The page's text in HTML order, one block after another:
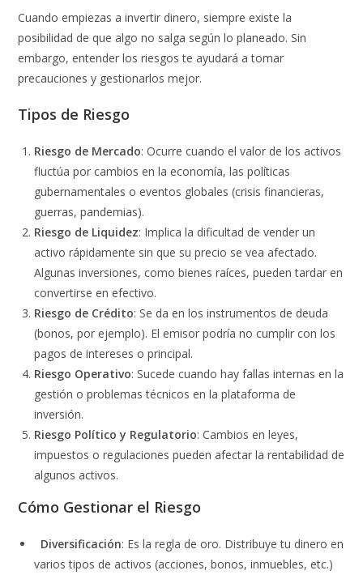
Cuando empiezas a invertir dinero, siempre existe la
posibilidad de que algo no salga según lo planeado. Sin
embargo, entender los riesgos te ayudará a tomar
precauciones y gestionarlos mejor.
Tipos de Riesgo
Riesgo de Mercado: Ocurre cuando el valor de los activos
fluctúa por cambios en la economía, las políticas
gubernamentales o eventos globales (crisis financieras,
guerras, pandemias).
Riesgo de Liquidez: Implica la dificultad de vender un
activo rápidamente sin que su precio se vea afectado.
Algunas inversiones, como bienes raíces, pueden tardar en
convertirse en efectivo.
Riesgo de Crédito: Se da en los instrumentos de deuda
(bonos, por ejemplo). El emisor podría no cumplir con los
pagos de intereses o principal.
Riesgo Operativo: Sucede cuando hay fallas internas en la
gestión o problemas técnicos en la plataforma de
inversión.
Riesgo Político y Regulatorio: Cambios en leyes,
impuestos o regulaciones pueden afectar la rentabilidad de
algunos activos.
Cómo Gestionar el Riesgo
Diversificación: Es la regla de oro. Distribuye tu dinero en
varios tipos de activos (acciones, bonos, inmuebles, etc.)